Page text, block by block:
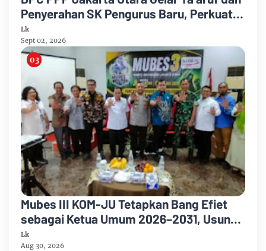
Penyerahan SK Pengurus Baru, Perkuat
Konsolidasi Jelang Musancab 2026
Lk
Sept 02, 2026
Mubes III KOM-JU Tetapkan Bang Efiet
sebagai Ketua Umum 2026–2031, Usung
Semangat Persatuan dan Pengabdian
Lk
Aug 30, 2026